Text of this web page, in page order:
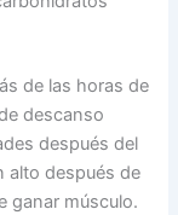
de las horas de
descanso
después del
alto después de
ganar músculo.